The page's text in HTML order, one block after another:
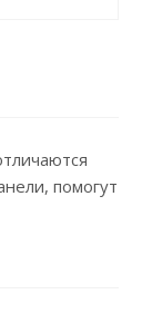
помогут